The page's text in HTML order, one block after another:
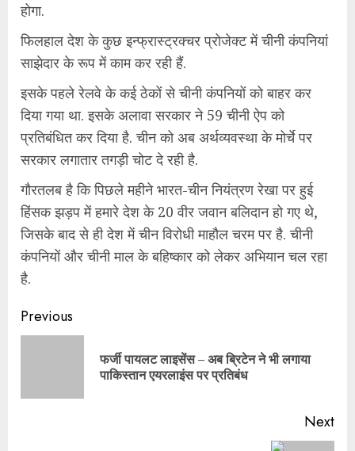
होगा.
फिलहाल देश के कुछ इन्फ्रास्ट्रक्चर प्रोजेक्ट में चीनी कंपनियां
साझेदार के रूप में काम कर रही हैं.
इसके पहले रेलवे के कई ठेकों से चीनी कंपनियों को बाहर कर
दिया गया था. इसके अलावा सरकार ने 59 चीनी ऐप को
प्रतिबंधित कर दिया है. चीन को अब अर्थव्यवस्था के मोर्चे पर
सरकार लगातार तगड़ी चोट दे रही है.
गौरतलब है कि पिछले महीने भारत-चीन नियंत्रण रेखा पर हुई
हिंसक झड़प में हमारे देश के 20 वीर जवान बलिदान हो गए थे,
जिसके बाद से ही देश में चीन विरोधी माहौल चरम पर है. चीनी
कंपनियों और चीनी माल के बहिष्कार को लेकर अभियान चल रहा
है.
Continue
Reading
Previous
फर्जी पायलट लाइसेंस – अब ब्रिटेन ने भी लगाया
पाकिस्तान एयरलाइंस पर प्रतिबंध
Next